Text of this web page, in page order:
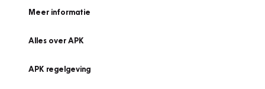
Meer informatie
Alles over APK
APK regelgeving